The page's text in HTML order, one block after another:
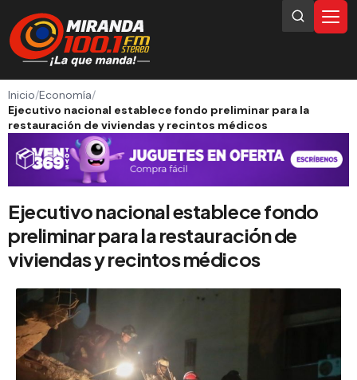
Inicio/Economía/
Ejecutivo nacional establece fondo preliminar para la
restauración de viviendas y recintos médicos
Ejecutivo nacional establece fondo
preliminar para la restauración de
viviendas y recintos médicos